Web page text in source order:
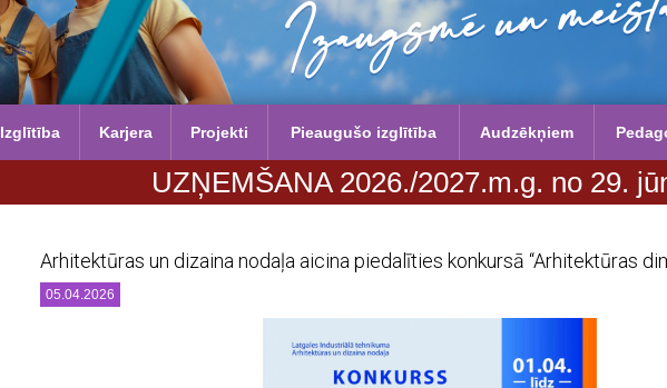
Izglītība Karjera Projekti Pieaugušo izglītība Audzēkņiem
UZŅEMŠANA 2026./2027.m.g. no 29. jūnija
Arhitektūras un dizaina nodaļa aicina piedalīties konkursā “Arhitektūras
05.04.2026